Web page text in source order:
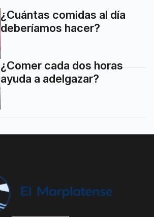
¿Cuántas comidas al día
deberíamos hacer?
¿Comer cada dos horas
ayuda a adelgazar?